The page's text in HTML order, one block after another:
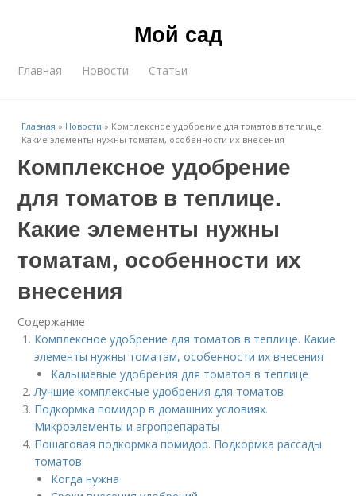
Мой сад
Главная Новости Статьи
Главная » Новости » Комплексное удобрение для томатов в теплице.
Какие элементы нужны томатам, особенности их внесения
Комплексное удобрение
для томатов в теплице.
Какие элементы нужны
томатам, особенности их
внесения
Содержание
Комплексное удобрение для томатов в теплице. Какие
элементы нужны томатам, особенности их внесения
Кальциевые удобрения для томатов в теплице
Лучшие комплексные удобрения для томатов
Подкормка помидор в домашних условиях.
Микроэлементы и агропрепараты
Пошаговая подкормка помидор. Подкормка рассады
томатов
Когда нужна